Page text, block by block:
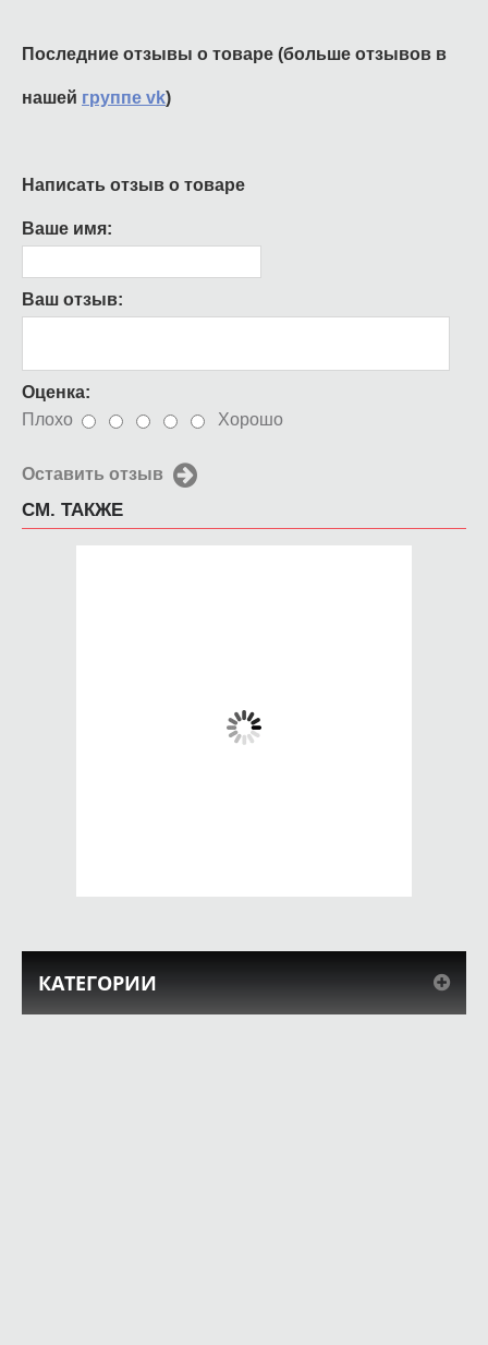
Последние отзывы о товаре (больше отзывов в
нашей группе vk)
Написать отзыв о товаре
Ваше имя:
Ваш отзыв:
Оценка:
Плохо
Хорошо
Оставить отзыв
СМ. ТАКЖЕ
КАТЕГОРИИ